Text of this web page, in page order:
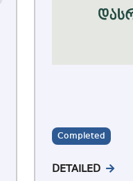
Completed
DETAILED